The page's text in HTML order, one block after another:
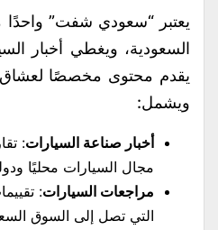
يعتبر “سعودي شفت” واحدًا
السعودية، ويغطي أخبار
يقدم محتوى مخصصًا لعشاق
ويشمل:
أخبار صناعة السيارات:
مجال السيارات محليًا
مراجعات السيارات:
التي تصل إلى السوق